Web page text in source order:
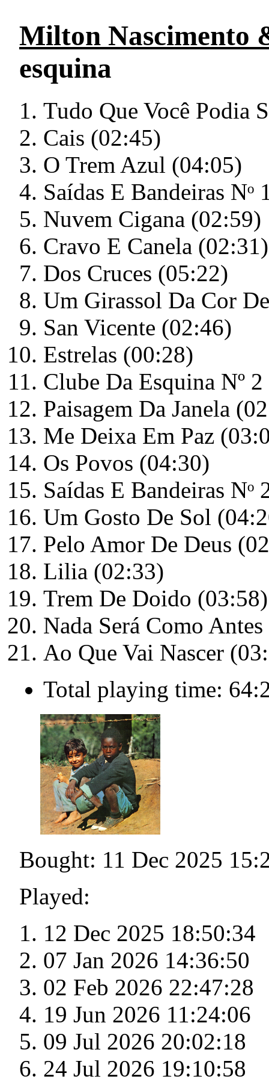
Milton Nascimento
esquina
Tudo Que Você Podia
Cais (02:45)
O Trem Azul (04:05)
Saídas E Bandeiras Nᵒ
Nuvem Cigana (02:59)
Cravo E Canela (02:31)
Dos Cruces (05:22)
Um Girassol Da Cor
San Vicente (02:46)
Estrelas (00:28)
Clube Da Esquina Nº
Paisagem Da Janela
Me Deixa Em Paz
Os Povos (04:30)
Saídas E Bandeiras Nᵒ
Um Gosto De Sol
Pelo Amor De Deus
Lilia (02:33)
Trem De Doido (03:58)
Nada Será Como
Ao Que Vai Nascer
Total playing time:
Bought: 11 Dec 2025
Played:
12 Dec 2025 18:50:34
07 Jan 2026 14:36:50
02 Feb 2026 22:47:28
19 Jun 2026 11:24:06
09 Jul 2026 20:02:18
24 Jul 2026 19:10:58